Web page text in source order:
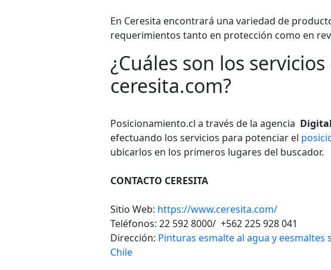
En Ceresita encontrará una variedad de
requerimientos tanto en protección como en
¿Cuáles son los
ceresita.com?
Posicionamiento.cl a través de la agencia
efectuando los servicios para potenciar el
ubicarlos en los primeros lugares del buscador.
CONTACTO CERESITA
Sitio Web: https://www.ceresita.com/
Teléfonos:22 592 8000/ +562 225 928 041
Dirección: Pinturas esmalte al agua y eesmaltes
Chile